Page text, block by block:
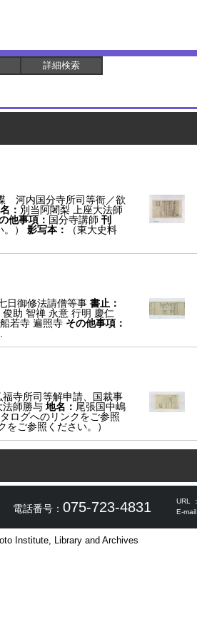
詳細検索
河内国分寺所司等衙／欲
： 別当阿闍梨 上座大法師
他事項： 国分寺講師 刊
） 影写本：
（東大史料
日御修法請僧等事 書止：
助 智禅 永意 行明 慶仁
若寺 遍照寺 その他事項：
福寺所司等解申請、国裁事
法師勝与 地名： 尾張国中嶋
ログへのリンクをご参照
をご参照ください。）
電話番号： 075-723-4831 URL ：
E-mail
Institute, Library and Archives